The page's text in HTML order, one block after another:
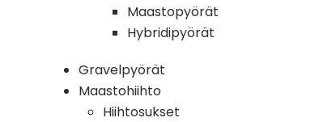
Maastopyörät
Hybridipyörät
Gravelpyörät
Maastohiihto
Hiihtosukset